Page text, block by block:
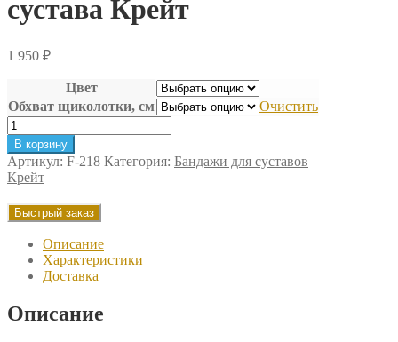
сустава Крейт
1 950 ₽
Цвет
Обхват щиколотки, см
Очистить
Количество
товара
Бандаж
для
голеностопного
сустава
Крейт
В корзину
Артикул: F-218 Категория: Бандажи для суставов
Крейт
Быстрый заказ
Описание
Характеристики
Доставка
Описание